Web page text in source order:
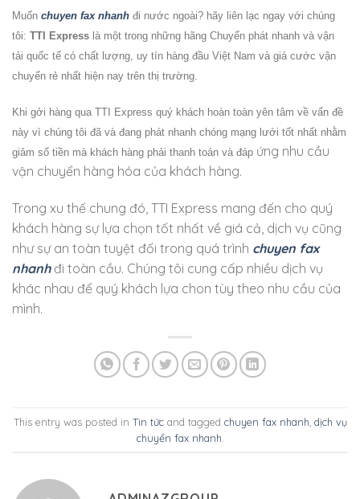
Muốn chuyen fax nhanh đi nước ngoài? hãy liên lạc ngay với chúng
tôi: TTI Express là một trong những hãng Chuyển phát nhanh và vận
tải quốc tế có chất lượng, uy tín hàng đầu Việt Nam và giá cước vận
chuyển rẻ nhất hiện nay trên thị trường.
Khi gởi hàng qua TTI Express quý khách hoàn toàn yên tâm về vấn đề
này vì chúng tôi đã và đang phát nhanh chóng mạng lưới tốt nhất nhằm
giảm số tiền mà khách hàng phải thanh toán và đáp ứng nhu cầu
vận chuyển hàng hóa của khách hàng.
Trong xu thế chung đó, TTI Express mang đến cho quý
khách hàng sự lựa chọn tốt nhất về giá cả, dịch vụ cũng
như sự an toàn tuyệt đối trong quá trình chuyen fax
nhanhđi toàn cầu. Chúng tôi cung cấp nhiều dịch vụ
khác nhau để quý khách lựa chon tùy theo nhu cầu của
mình.
This entry was posted in Tin tứcand tagged chuyen fax nhanh dịch vụ
chuyển fax nhanh